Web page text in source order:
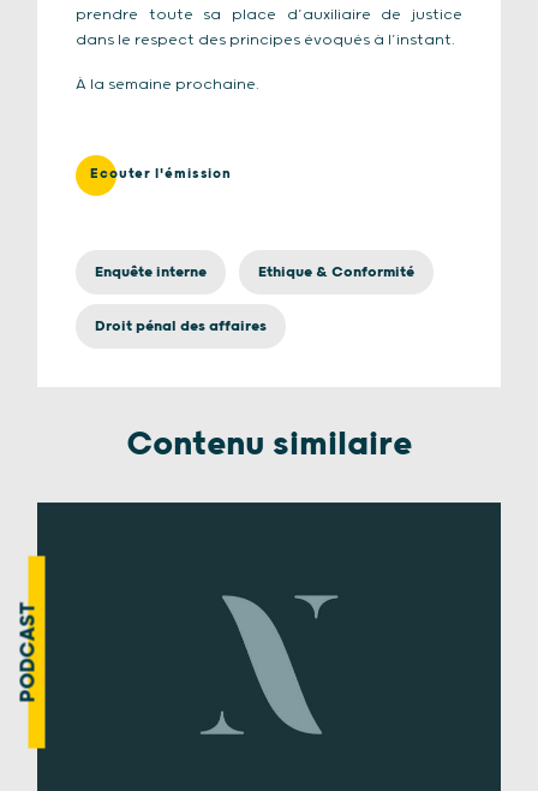
prendre toute sa place d’auxiliaire de justice
dans le respect des principes évoqués à l’instant.
À la semaine prochaine.
Ecouter l'émission
Enquête interne Ethique & Conformité
Droit pénal des affaires
Contenu similaire
PODCAST